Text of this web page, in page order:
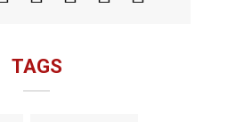
TAGS